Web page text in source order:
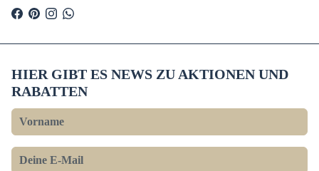
HIER GIBT ES NEWS ZU AKTIONEN UND
RABATTEN